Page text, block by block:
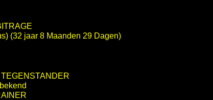
(32 jaar 8 Maanden 29 Dagen)